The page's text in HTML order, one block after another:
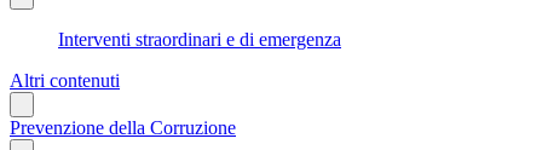
Interventi straordinari e di emergenza
Altri contenuti
Prevenzione della Corruzione